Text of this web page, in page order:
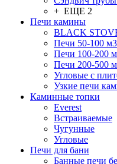
+ ЕЩЕ 2
Печи камины
BLACK
Печи 50-100 м3
Печи 100-200
Печи 200-500
Угловые с
Узкие печи
Каминные топки
Everest
Встраиваемые
Чугунные
Угловые
Печи для бани
Банные печи